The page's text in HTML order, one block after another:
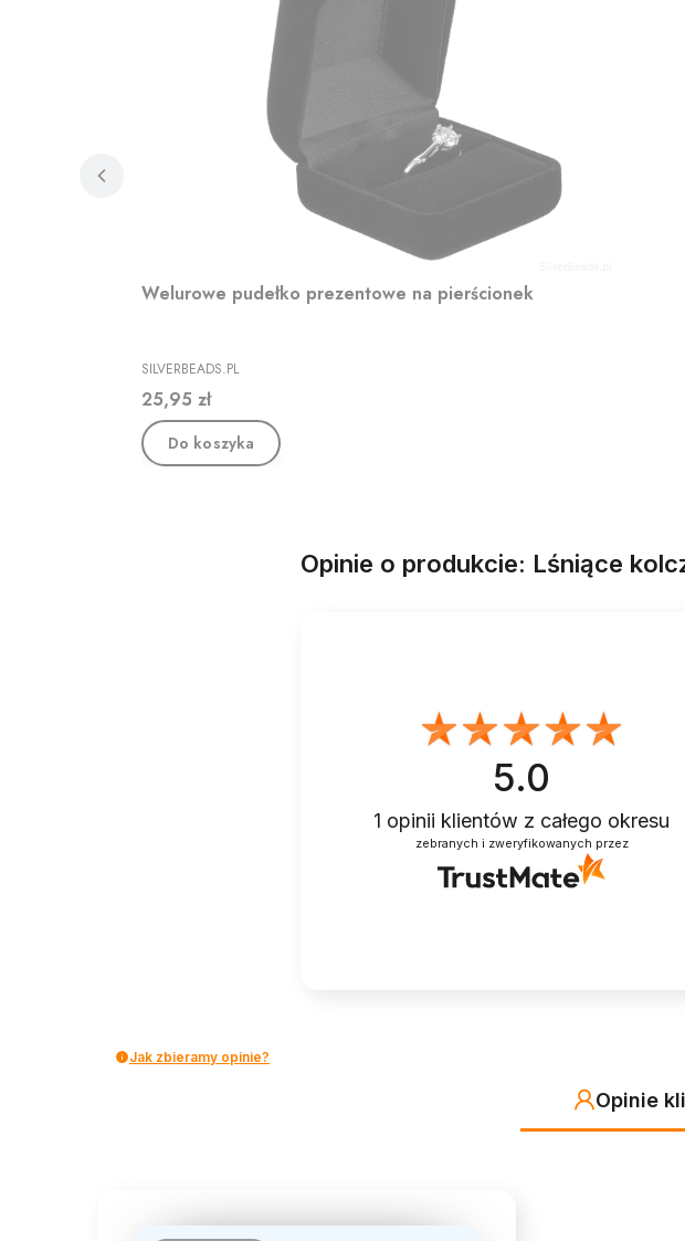
Welurowe pudełko prezentowe na pierścionek
PRODUCENT
SILVERBEADS.PL
Cena
25,95 zł
Do koszyka
Opinie o produkcie: Lśniące
5.0
1 opinii klientów z całego okresu
zebranych i zweryfikowanych przez
Jak zbieramy opinie?
Opinie